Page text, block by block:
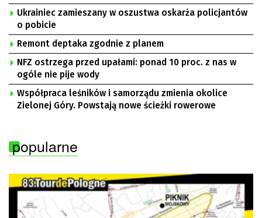
Ukrainiec zamieszany w oszustwa oskarża policjantów
o pobicie
Remont deptaka zgodnie z planem
NFZ ostrzega przed upałami: ponad 10 proc. z nas w
ogóle nie pije wody
Współpraca leśników i samorządu zmienia okolice
Zielonej Góry. Powstają nowe ścieżki rowerowe
popularne